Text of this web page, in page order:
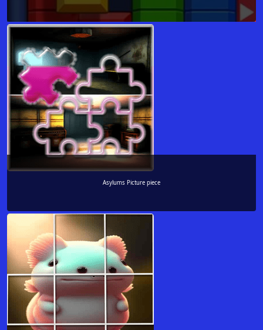
Asylums Picture piece